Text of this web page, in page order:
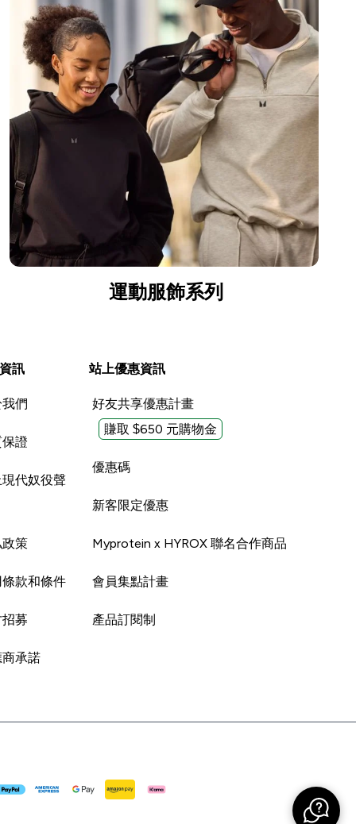
運動服飾系列
訊
們
證
代奴役聲
策
款和條件
募
承諾
站上優惠資訊
好友共享優惠計畫
賺取 $650 元購物金
優惠碼
新客限定優惠
Myprotein x HYROX 聯名合作商品
會員集點計畫
產品訂閱制